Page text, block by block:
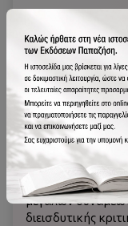
Οι "Οικονομικές
χαρακτηριστικά.
διεθνών
δύσκολη πολιτικά
οικονομικής
μέσα από
συμφερόντων του
τεχνική μελέτη
στοιχειώδη
οικονομικής
λογοτεχνική
μεγάλων
διεισδυτικής